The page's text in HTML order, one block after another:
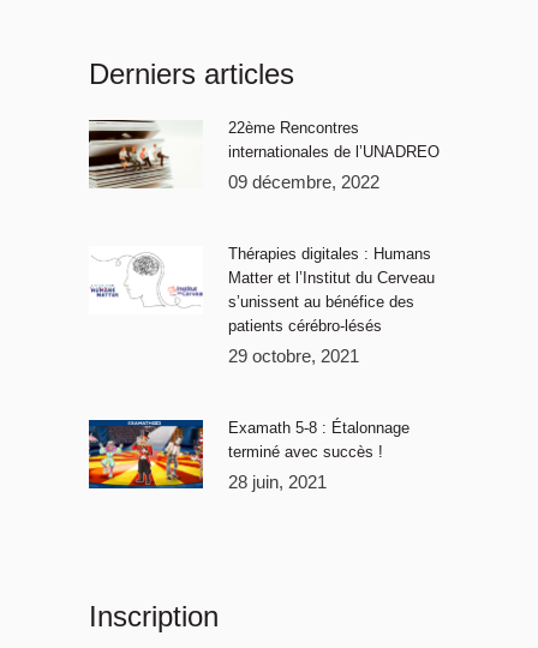
Derniers articles
22ème Rencontres
internationales de l’UNADREO
09 décembre, 2022
Thérapies digitales : Humans
Matter et l’Institut du Cerveau
s’unissent au bénéfice des
patients cérébro-lésés
29 octobre, 2021
Examath 5-8 : Étalonnage
terminé avec succès !
28 juin, 2021
Inscription